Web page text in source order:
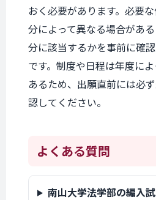
おく必要があります。必要
分によって異なる場合があ
分に該当するかを事前に確
です。制度や日程は年度に
あるため、出願直前には必
認してください。
よくある質問
南山大学法学部の編入